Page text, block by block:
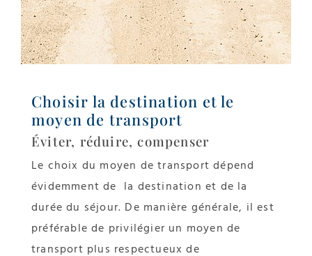
Choisir la destination et le
moyen de transport
Éviter, réduire, compenser
Le choix du moyen de transport dépend
évidemment de la destination et de la
durée du séjour. De manière générale, il est
préférable de privilégier un moyen de
transport plus respectueux de